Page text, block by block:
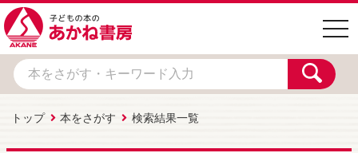
トップ 本をさがす 検索結果一覧